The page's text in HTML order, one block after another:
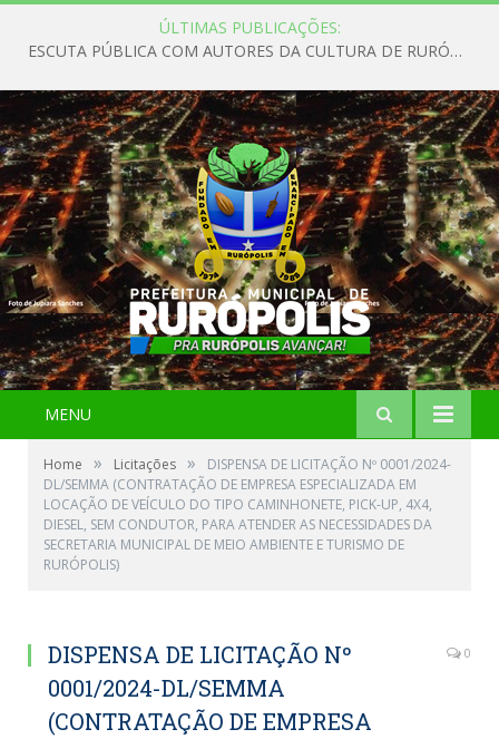
ÚLTIMAS PUBLICAÇÕES:
ESCUTA PÚBLICA COM AUTORES DA CULTURA DE RURÓPOLIS
MENU
Home » Licitações »
DISPENSA DE LICITAÇÃO Nº 0001/2024-
DL/SEMMA (CONTRATAÇÃO DE EMPRESA ESPECIALIZADA EM
LOCAÇÃO DE VEÍCULO DO TIPO CAMINHONETE, PICK-UP, 4X4,
DIESEL, SEM CONDUTOR, PARA ATENDER AS NECESSIDADES DA
SECRETARIA MUNICIPAL DE MEIO AMBIENTE E TURISMO DE
RURÓPOLIS)
DISPENSA DE LICITAÇÃO Nº
0001/2024-DL/SEMMA
(CONTRATAÇÃO DE EMPRESA
0